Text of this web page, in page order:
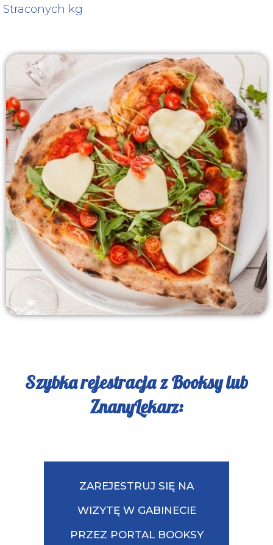
Straconych kg
Szybka rejestracja z Booksy lub
ZnanyLekarz:
ZAREJESTRUJ SIĘ NA
WIZYTĘ W GABINECIE
PRZEZ PORTAL BOOKSY